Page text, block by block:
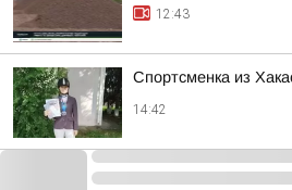
12:43
Спортсменка из
14:42